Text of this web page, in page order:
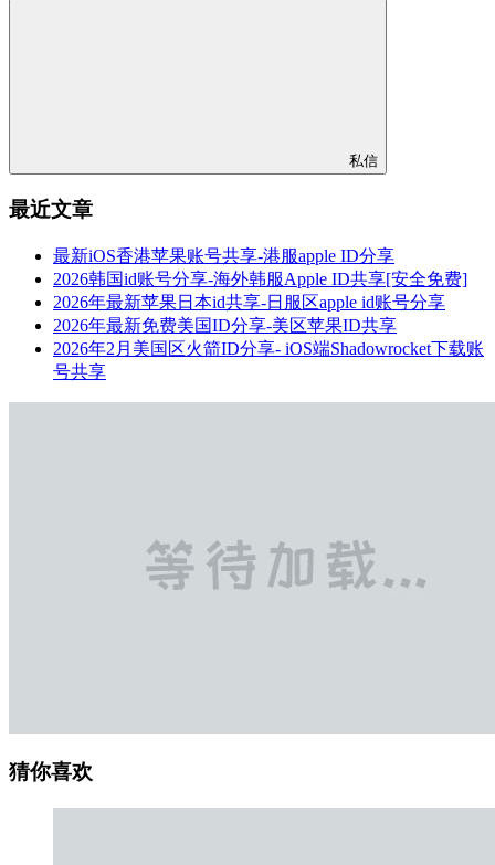
私信
最近文章
最新iOS香港苹果账号共享-港服apple ID分享
2026韩国id账号分享-海外韩服Apple ID共享[安全免费]
2026年最新苹果日本id共享-日服区apple id账号分享
2026年最新免费美国ID分享-美区苹果ID共享
2026年2月美国区火箭ID分享- iOS端Shadowrocket下载账
号共享
猜你喜欢